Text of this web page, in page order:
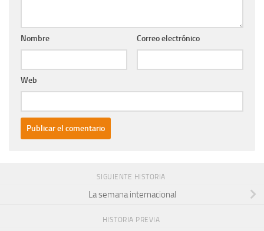
Nombre Correo electrónico
Web
SIGUIENTE HISTORIA
La semana internacional
HISTORIA PREVIA